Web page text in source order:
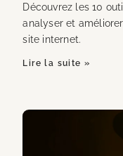
Découvrez les 10
analyser et
site internet.
Lire la suite »